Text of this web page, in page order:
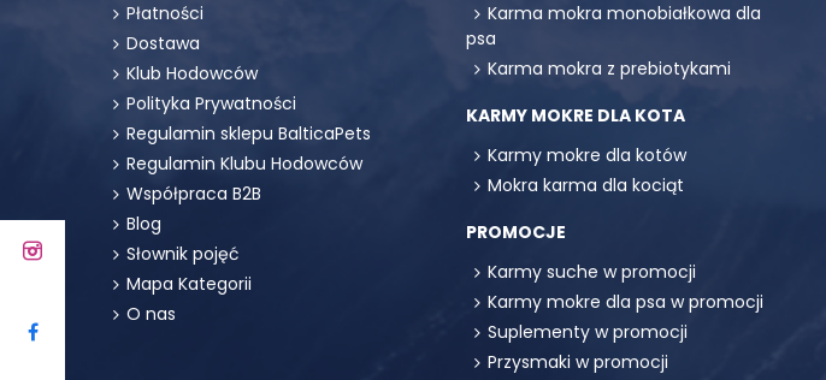
Płatności
Dostawa
Klub Hodowców
Polityka Prywatności
Regulamin sklepu BalticaPets
Regulamin Klubu Hodowców
Współpraca B2B
Blog
Słownik pojęć
Mapa Kategorii
O nas
Karma mokra monobiałkowa dla
psa
Karma mokra z prebiotykami
KARMY MOKRE DLA KOTA
Karmy mokre dla kotów
Mokra karma dla kociąt
PROMOCJE
Karmy suche w promocji
Karmy mokre dla psa w promocji
Suplementy w promocji
Przysmaki w promocji